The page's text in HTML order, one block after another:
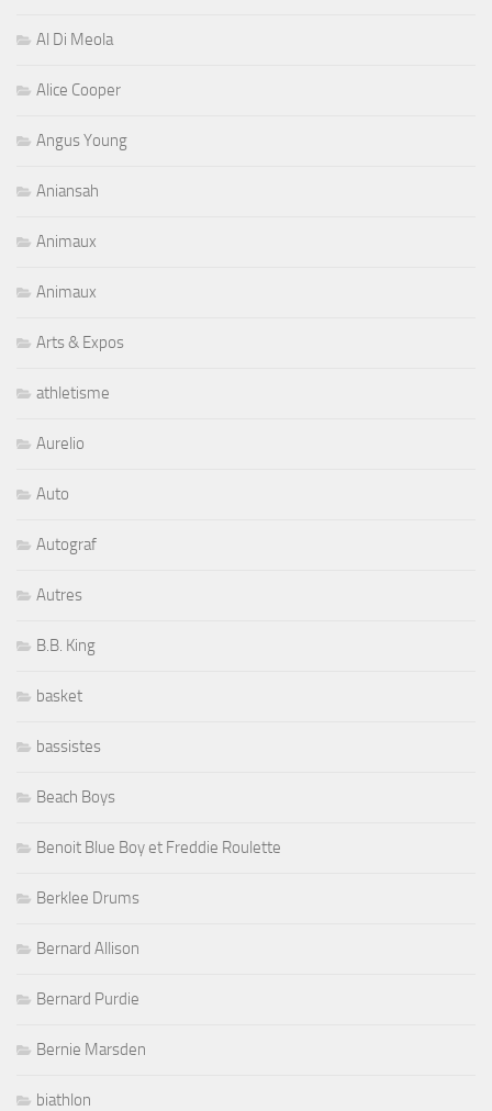
Al Di Meola
Alice Cooper
Angus Young
Aniansah
Animaux
Animaux
Arts & Expos
athletisme
Aurelio
Auto
Autograf
Autres
B.B. King
basket
bassistes
Beach Boys
Benoit Blue Boy et Freddie Roulette
Berklee Drums
Bernard Allison
Bernard Purdie
Bernie Marsden
biathlon